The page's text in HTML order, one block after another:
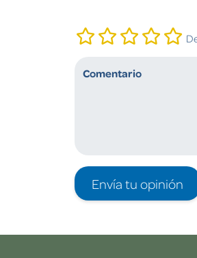
Envía tu opinión